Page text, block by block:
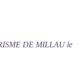
DE MILLAU le